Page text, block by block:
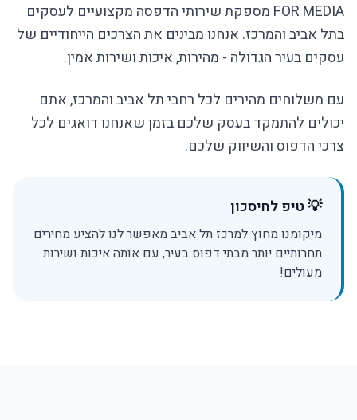
FOR MEDIA מספקת שירותי הדפסה מקצועיים לעסקים
בתל אביב והמרכז. אנחנו מבינים את הצרכים הייחודיים של
עסקים בעיר הגדולה - מהירות, איכות ושירות אמין.
עם משלוחים מהירים לכל רחבי תל אביב והמרכז, אתם
יכולים להתמקד בעסק שלכם בזמן שאנחנו דואגים לכל
צרכי הדפוס והשיווק שלכם.
💡 טיפ לחיסכון
מיקומנו מחוץ למרכז תל אביב מאפשר לנו להציע מחירים
תחרותיים יותר מבתי דפוס בעיר, עם אותה איכות ושירות
מעולים!